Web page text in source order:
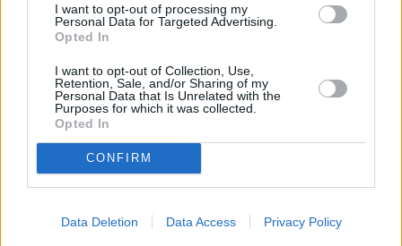
I want to opt-out of processing my
Personal Data for Targeted Advertising.
Opted In
I want to opt-out of Collection, Use,
Retention, Sale, and/or Sharing of my
Personal Data that Is Unrelated with the
Purposes for which it was collected.
Opted In
CONFIRM
Data Deletion Data Access Privacy Policy
normativa.